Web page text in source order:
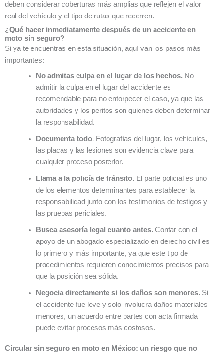
deben considerar coberturas más amplias que reflejen el valor
real del vehículo y el tipo de rutas que recorren.
¿Qué hacer inmediatamente después de un accidente en
moto sin seguro?
Si ya te encuentras en esta situación, aquí van los pasos más
importantes:
No admitas culpa en el lugar de los hechos. No
admitir la culpa en el lugar del accidente es
recomendable para no entorpecer el caso, ya que las
autoridades y los peritos son quienes deben determinar
la responsabilidad.
Documenta todo. Fotografías del lugar, los vehículos,
las placas y las lesiones son evidencia clave para
cualquier proceso posterior.
Llama a la policía de tránsito. El parte policial es uno
de los elementos determinantes para establecer la
responsabilidad junto con los testimonios de testigos y
las pruebas periciales.
Busca asesoría legal cuanto antes. Contar con el
apoyo de un abogado especializado en derecho civil es
lo primero y más importante, ya que este tipo de
procedimientos requieren conocimientos precisos para
que la posición sea sólida.
Negocia directamente si los daños son menores. Si
el accidente fue leve y solo involucra daños materiales
menores, un acuerdo entre partes con acta firmada
puede evitar procesos más costosos.
Circular sin seguro en moto en México: un riesgo que no